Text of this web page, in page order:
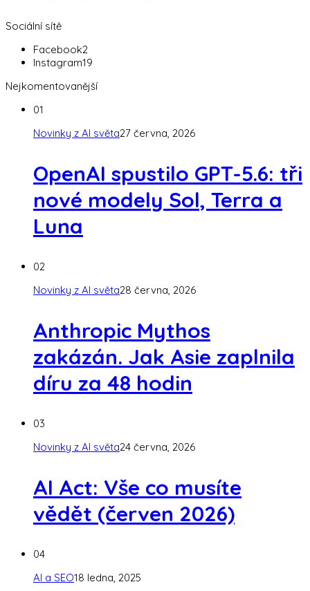
Sociální sítě
Facebook2
Instagram19
Nejkomentovanější
01
Novinky z AI světa27 června, 2026
OpenAI spustilo GPT-5.6: tři
nové modely Sol, Terra a
Luna
02
Novinky z AI světa28 června, 2026
Anthropic Mythos
zakázán. Jak Asie zaplnila
díru za 48 hodin
03
Novinky z AI světa24 června, 2026
AI Act: Vše co musíte
vědět (červen 2026)
04
AI a SEO18 ledna, 2025